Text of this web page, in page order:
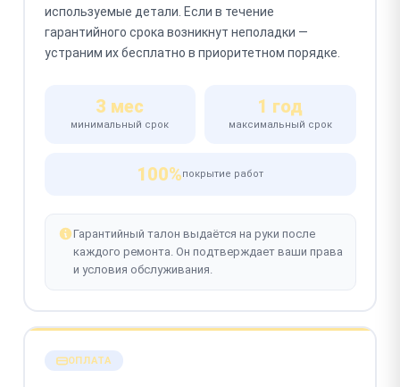
используемые детали. Если в течение
гарантийного срока возникнут неполадки —
устраним их бесплатно в приоритетном порядке.
3 мес
минимальный срок
1 год
максимальный срок
100%покрытие работ
Гарантийный талон выдаётся на руки после
каждого ремонта. Он подтверждает ваши права
и условия обслуживания.
ОПЛАТА